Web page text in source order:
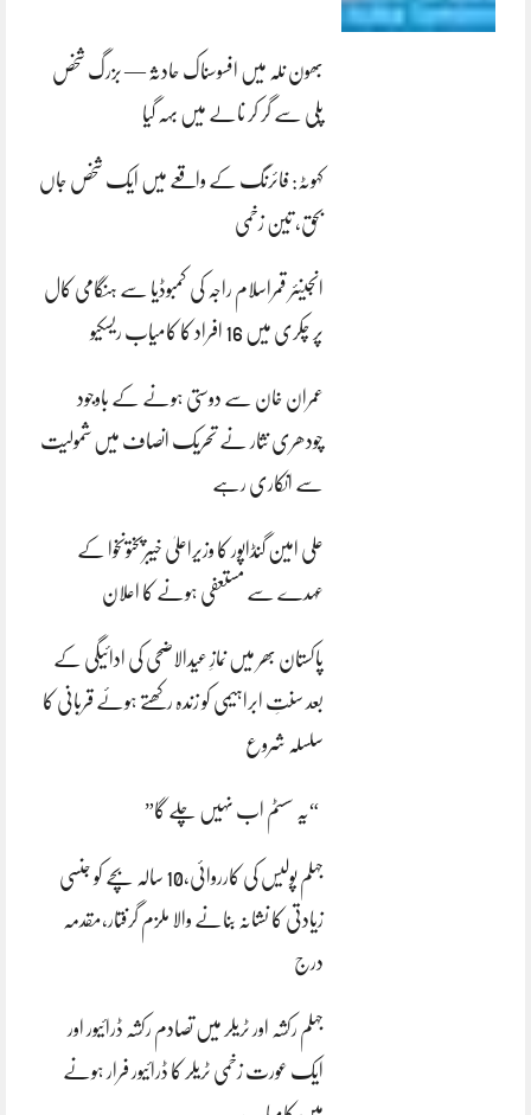
بھون نلہ میں افسوسناک حادثہ — بزرگ شخص
پلی سے گر کر نالے میں بہہ گیا
کہوٹہ: فائرنگ کے واقعے میں ایک شخص جاں
بحق، تین زخمی
انجینئر قمراسلام راجہ کی کمبوڈیا سے ہنگامی کال
پر چکری میں 16 افراد کا کامیاب ریسکیو
عمران خان سے دوستی ہونے کے باوجود
چودھری نثار نے تحریک انصاف میں شمولیت
سے انکاری رہے
علی امین گنڈاپور کا وزیراعلیٰ خیبرپختونخوا کے
عہدے سے مستعفی ہونے کا اعلان
پاکستان بھر میں نمازِ عیدالاضحی کی ادائیگی کے
بعد سنتِ ابراہیمی کو زندہ رکھتے ہوئے قربانی کا
سلسلہ شروع
“یہ سسٹم اب نہیں چلے گا”
جہلم پولیس کی کارروائی،10 سالہ بچے کو جنسی
زیادتی کا نشانہ بنانے والا ملزم گرفتار،مقدمہ
درج
جہلم رکشہ اور ٹریلر میں تصادم رکشہ ڈرائیور اور
ایک عورت زخمی ٹریلر کا ڈرائیور فرار ہونے